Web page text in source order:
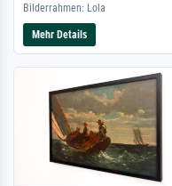
Bilderrahmen: Lola
Mehr Details